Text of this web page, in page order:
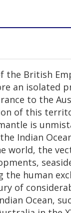
the British
an isolated
to the
of this
is
Indian
world, the
human
of
Ocean,